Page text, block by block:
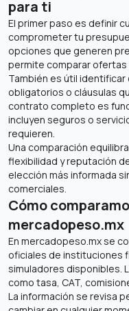
para ti
El primer paso es definir
comprometer tu
opciones que generen
permite comparar ofertas
También es útil
obligatorios o cláusulas
contrato completo es
incluyen seguros o
requieren.
Una comparación
flexibilidad y reputación
elección más informada
comerciales.
Cómo
mercadopeso.mx
En mercadopeso.mx se
oficiales de instituciones
simuladores disponibles.
como tasa, CAT,
La información se revisa